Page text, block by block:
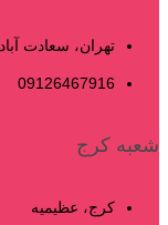
تهران، سعادت آباد
09126467916
شعبه کرج
کرج، عظیمیه